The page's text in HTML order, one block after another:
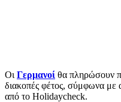
Οι Γερμανοί θα πληρώσουν
διακοπές φέτος, σύμφωνα με
από το Holidaycheck.